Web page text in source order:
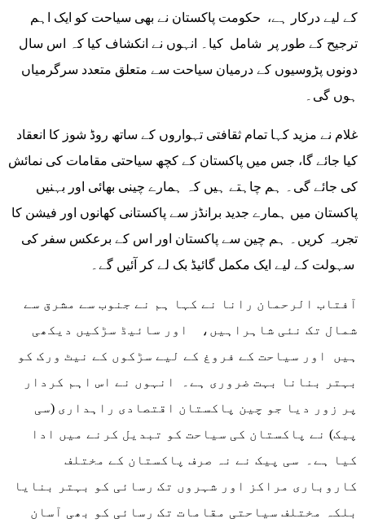
کے لیے درکار ہے، حکومت پاکستان نے بھی سیاحت کو ایک اہم
ترجیح کے طور پر شامل کیا۔ انہوں نے انکشاف کیا کہ اس سال
دونوں پڑوسیوں کے درمیان سیاحت سے متعلق متعدد سرگرمیاں
ہوں گی۔
کیا جائے گا، جس میں پاکستان کے کچھ سیاحتی مقامات کی نمائش
کی جائے گی۔ ہم چاہتے ہیں کہ ہمارے چینی بھائی اور بہنیں
پاکستان میں ہمارے جدید برانڈز سے پاکستانی کھانوں اور فیشن کا
تجربہ کریں۔ ہم چین سے پاکستان اور اس کے برعکس سفر کی
شمال تک نئی شاہراہیں، اور سائیڈ سڑکیں دیکھی
ہیں اور سیاحت کے فروغ کے لیے سڑکوں کے نیٹ ورک کو
بہتر بنانا بہت ضروری ہے۔ انہوں نے اس اہم کردار
پر زور دیا جو چین پاکستان اقتصادی راہداری (سی
پیک) نے پاکستان کی سیاحت کو تبدیل کرنے میں ادا
کیا ہے۔ سی پیک نے نہ صرف پاکستان کے مختلف
کاروباری مراکز اور شہروں تک رسائی کو بہتر بنایا
بلکہ مختلف سیاحتی مقامات تک رسائی کو بھی آسان